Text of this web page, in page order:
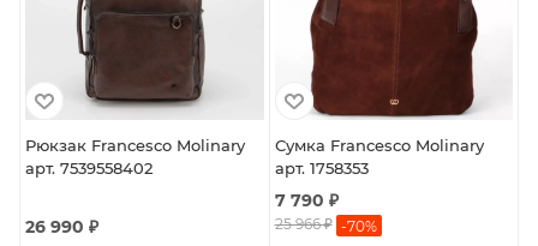
Рюкзак Francesco Molinary
арт. 7539558402
26 990 ₽
Сумка Francesco Molinary
арт. 1758353
7 790 ₽
25 966 ₽ -70%